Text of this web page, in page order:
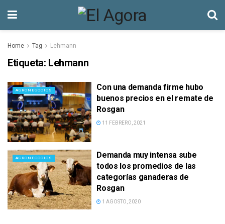
Home Tag Lehmann
Etiqueta: Lehmann
AGRONEGOCIOS
Con una demanda firme hubo
buenos precios en el remate de
Rosgan
11 FEBRERO, 2021
AGRONEGOCIOS
Demanda muy intensa sube
todos los promedios de las
categorías ganaderas de
Rosgan
1 AGOSTO, 2020